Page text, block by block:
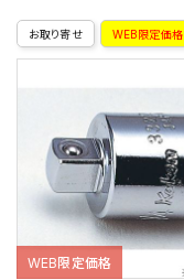
お取り寄せ WEB限定価格
WEB限定価格